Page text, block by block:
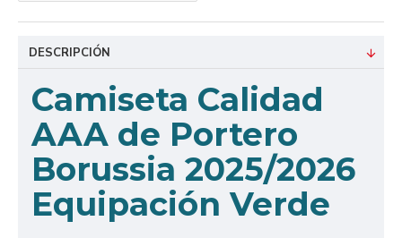
DESCRIPCIÓN
Camiseta Calidad
AAA de Portero
Borussia 2025/2026
Equipación Verde